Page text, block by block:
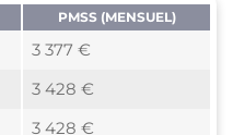
PMSS (MENSUEL)
3 377 €
3 428 €
3 428 €